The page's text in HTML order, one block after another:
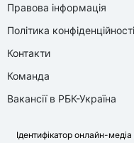
Правова інформація
Політика конфіденційності
Контакти
Команда
Вакансії в РБК-Україна
Ідентифікатор онлайн-